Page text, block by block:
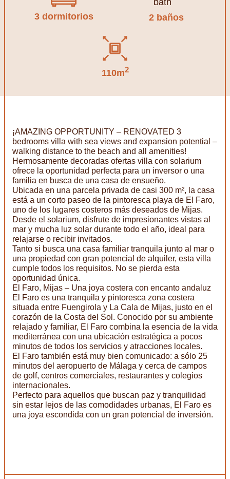
3 dormitorios 2 baños
110m2
¡AMAZING OPPORTUNITY – RENOVATED 3
bedrooms villa with sea views and expansion potential –
walking distance to the beach and all amenities!
Hermosamente decoradas ofertas villa con solarium
ofrece la oportunidad perfecta para un inversor o una
familia en busca de una casa de ensueño.
Ubicada en una parcela privada de casi 300 m², la casa
está a un corto paseo de la pintoresca playa de El Faro,
uno de los lugares costeros más deseados de Mijas.
Desde el solarium, disfrute de impresionantes vistas al
mar y mucha luz solar durante todo el año, ideal para
relajarse o recibir invitados.
Tanto si busca una casa familiar tranquila junto al mar o
una propiedad con gran potencial de alquiler, esta villa
cumple todos los requisitos. No se pierda esta
oportunidad única.
El Faro, Mijas – Una joya costera con encanto andaluz
El Faro es una tranquila y pintoresca zona costera
situada entre Fuengirola y La Cala de Mijas, justo en el
corazón de la Costa del Sol. Conocido por su ambiente
relajado y familiar, El Faro combina la esencia de la vida
mediterránea con una ubicación estratégica a pocos
minutos de todos los servicios y atracciones locales.
El Faro también está muy bien comunicado: a sólo 25
minutos del aeropuerto de Málaga y cerca de campos
de golf, centros comerciales, restaurantes y colegios
internacionales.
Perfecto para aquellos que buscan paz y tranquilidad
sin estar lejos de las comodidades urbanas, El Faro es
una joya escondida con un gran potencial de inversión.